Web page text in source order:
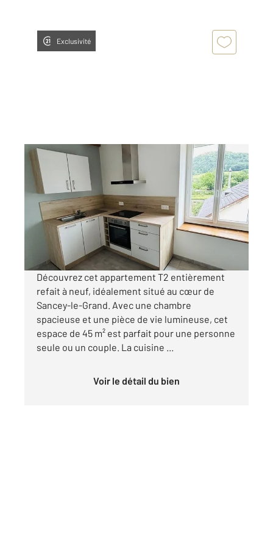
Exclusivité
SANCEY 25
45 m
, 2 pièces
Ref : 7751
Appartement F2 à louer
445 €
par mois charges comprises
Découvrez cet appartement T2 entièrement
refait à neuf, idéalement situé au cœur de
Sancey-le-Grand. Avec une chambre
spacieuse et une pièce de vie lumineuse, cet
espace de 45 m² est parfait pour une personne
seule ou un couple. La cuisine ...
Voir le détail du bien